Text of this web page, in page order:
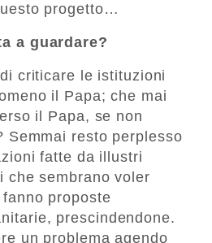
progetto…
a guardare?
criticare le istituzioni
il Papa; che mai
il Papa, se non
Semmai resto perplesso
fatte da illustri
che sembrano voler
proposte
prescindendone.
un problema agendo